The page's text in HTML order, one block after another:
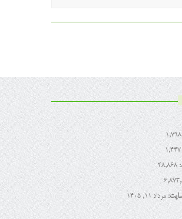
1,798
1,447
48,868
سایت:مرداد ۱۱, ۱۴۰۵